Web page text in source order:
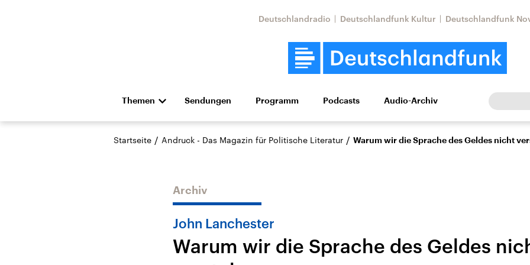
Deutschlandradio Deutschlandfunk Kultur Deutschlandfunk
Themen
Die Nachrichten Politik Wirtschaft Wissen Kultur Europa
Hörspiel und Feature Musik
Nahostkonflikt
Iran
Faktenchecks
Sendungen Programm Podcasts Audio-Archiv
Startseite / Andruck - Das Magazin für Politische Literatur / Warum wir die Sprache des Geldes nicht
Archiv
John Lanchester
Warum wir die Sprache des Geldes